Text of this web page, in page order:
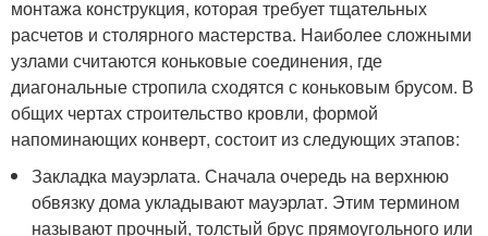
монтажа конструкция, которая требует тщательных
расчетов и столярного мастерства. Наиболее сложными
узлами считаются коньковые соединения, где
диагональные стропила сходятся с коньковым брусом. В
общих чертах строительство кровли, формой
напоминающих конверт, состоит из следующих этапов:
Закладка мауэрлата. Сначала очередь на верхнюю
обвязку дома укладывают мауэрлат. Этим термином
называют прочный, толстый брус прямоугольного или